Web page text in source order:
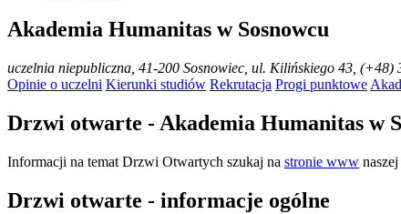
Akademia Humanitas w Sosnowcu
uczelnia niepubliczna , 41-200 Sosnowiec, ul. Kilińskiego 43,
Opinie o uczelni Kierunki studiów Rekrutacja Progi punktowe
Drzwi otwarte - Akademia Humanitas w
Informacji na temat Drzwi Otwartych szukaj na stronie www
Drzwi otwarte - informacje ogólne